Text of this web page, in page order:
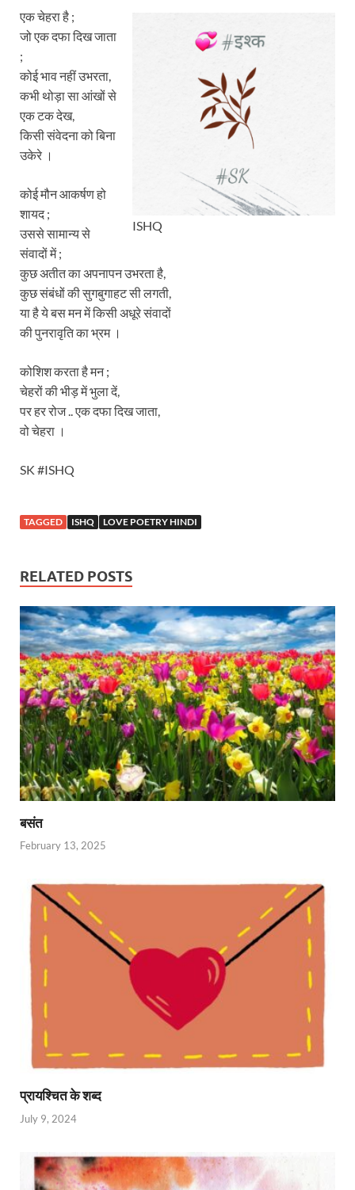
ISHQ
एक चेहरा है ;
जो एक दफा दिख जाता
;
कोई भाव नहीं उभरता,
कभी थोड़ा सा आंखों से
एक टक देख,
किसी संवेदना को बिना
उकेरे ।
कोई मौन आकर्षण हो
शायद ;
उससे सामान्य से
संवादों में ;
कुछ अतीत का अपनापन उभरता है,
कुछ संबंधों की सुगबुगाहट सी लगती,
या है ये बस मन में किसी अधूरे संवादों
की पुनरावृति का भ्रम ।
कोशिश करता है मन ;
चेहरों की भीड़ में भुला दें,
पर हर रोज .. एक दफा दिख जाता,
वो चेहरा ।
SK #ISHQ
TAGGED ISHQ LOVE POETRY HINDI
RELATED POSTS
बसंत
February 13, 2025
प्रायश्चित के शब्द
July 9, 2024